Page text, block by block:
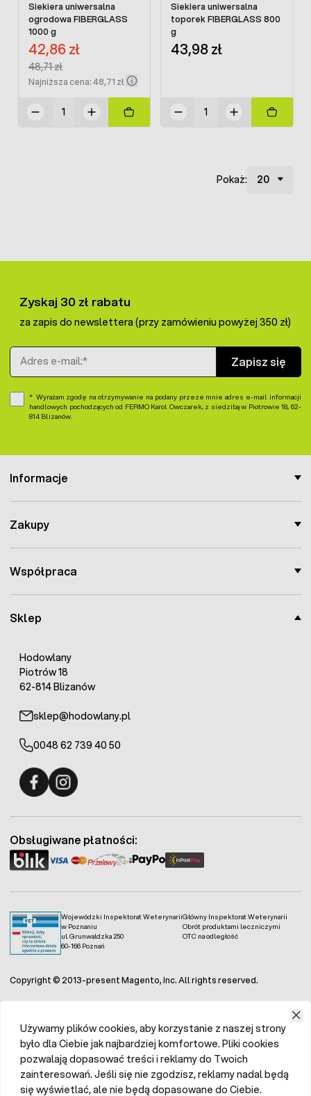
Siekiera uniwersalna
ogrodowa FIBERGLASS
1000 g
Cena promocyjna:
42,86 zł
Regular Price:
48,71 zł
Najniższa cena: 48,71 zł
Siekiera uniwersalna
toporek FIBERGLASS 800
g
43,98 zł
Pokaż:
Sklep
Hodowlany
Piotrów 18
62-814 Blizanów
sklep@hodowlany.pl
0048 62 739 40 50
Informacje
Zakupy
Współpraca
Zyskaj 30 zł rabatu
za zapis do newslettera (przy zamówieniu powyżej 350 zł)
Adres e-mail
Zapisz się
Wyrażam zgodę na otrzymywanie na podany przeze mnie adres e-mail informacji
handlowych pochodzących od FERMO Karol Owczarek, z siedzibą w Piotrowie 18, 62-
814 Blizanów.
Wojewódzki Inspektorat Weterynarii
w Poznaniu
ul. Grunwaldzka 250
60-166 Poznań
Główny Inspektorat Weterynarii
Obrót produktami leczniczymi
OTC na odległość
Obsługiwane płatności:
Copyright © 2013-present Magento, Inc. All rights reserved.
Używamy plików cookies, aby korzystanie z naszej strony
było dla Ciebie jak najbardziej komfortowe. Pliki cookies
pozwalają dopasować treści i reklamy do Twoich
zainteresowań. Jeśli się nie zgodzisz, reklamy nadal będą
się wyświetlać, ale nie będą dopasowane do Ciebie.